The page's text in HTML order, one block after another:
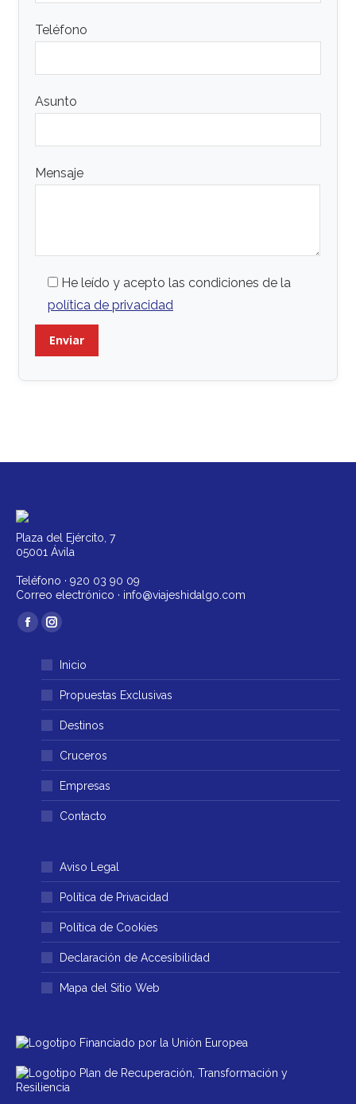
Teléfono
Asunto
Mensaje
He leído y acepto las condiciones de la
política de privacidad
Plaza del Ejército, 7
05001 Ávila
Teléfono · 920 03 90 09
Correo electrónico · info@viajeshidalgo.com
Encuéntranos en:
Facebook
abre
una
ventana
Instagram
se
abre
en
una
ventana
Inicio
Propuestas Exclusivas
Destinos
Cruceros
Empresas
Contacto
Aviso Legal
Política de Privacidad
Política de Cookies
Declaración de Accesibilidad
Mapa del Sitio Web